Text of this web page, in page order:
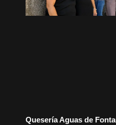
Quesería Aguas de